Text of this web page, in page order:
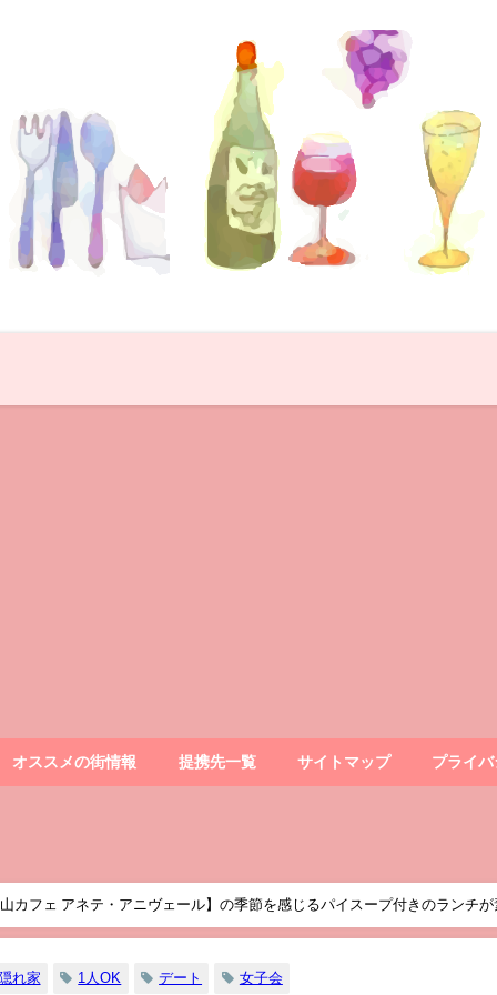
オススメの街情報 提携先一覧 サイトマップ プライ
フェ アネテ・アニヴェール】の季節を感じるパイスープ付きのランチが
れ家 1人OK デート 女子会